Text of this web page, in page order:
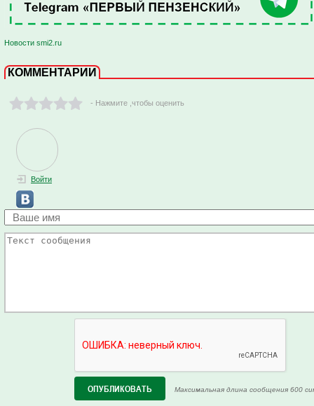
Новости smi2.ru
КОММЕНТАРИИ
- Нажмите ,чтобы оценить
Войти
Максимальная длина сообщения 600